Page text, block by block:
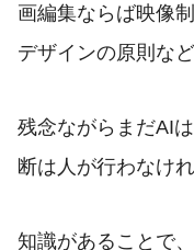
画編集ならば映像
デザインの原則な
残念ながらまだAI
断は人が行わなけ
知識があることで